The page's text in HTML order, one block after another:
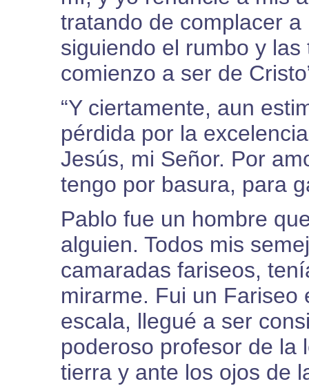
tratando de complacer
siguiendo el rumbo y
comienzo a ser de
“Y ciertamente, aun
pérdida por la
Jesús, mi Señor. Por
tengo por basura, para
Pablo fue un hombre
alguien. Todos mis
camaradas fariseos,
mirarme. Fui un Fariseo
escala, llegué a ser
poderoso profesor de la
tierra y ante los ojos de